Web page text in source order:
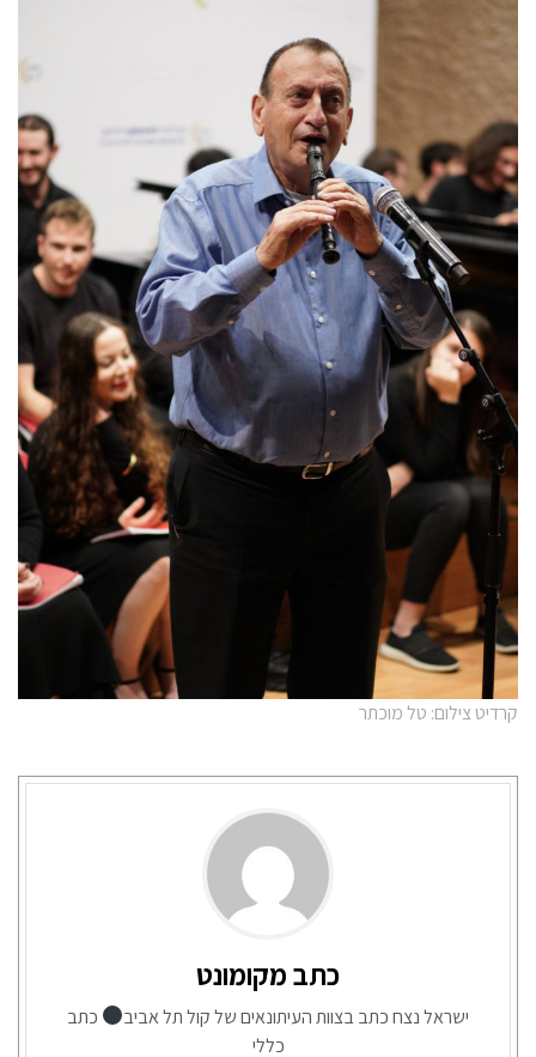
קרדיט צילום: טל מוכתר
כתב מקומונט
ישראל נצח כתב בצוות העיתונאים של קול תל אביב
כתב
כללי